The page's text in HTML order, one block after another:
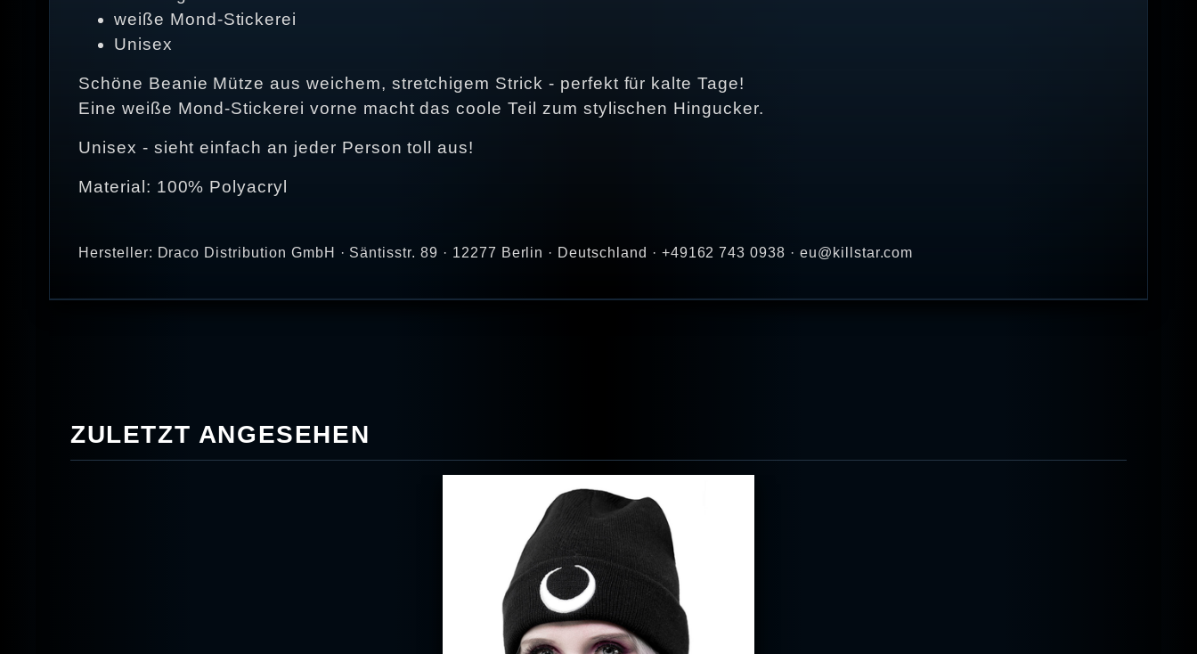
weiße Mond-Stickerei
Unisex
Schöne Beanie Mütze aus weichem, stretchigem Strick - perfekt für kalte Tage!
Eine weiße Mond-Stickerei vorne macht das coole Teil zum stylischen Hingucker.
Unisex - sieht einfach an jeder Person toll aus!
Material: 100% Polyacryl
Hersteller: Draco Distribution GmbH · Säntisstr. 89 · 12277 Berlin · Deutschland · +49162 743 0938 · eu@killstar.com
ZULETZT ANGESEHEN